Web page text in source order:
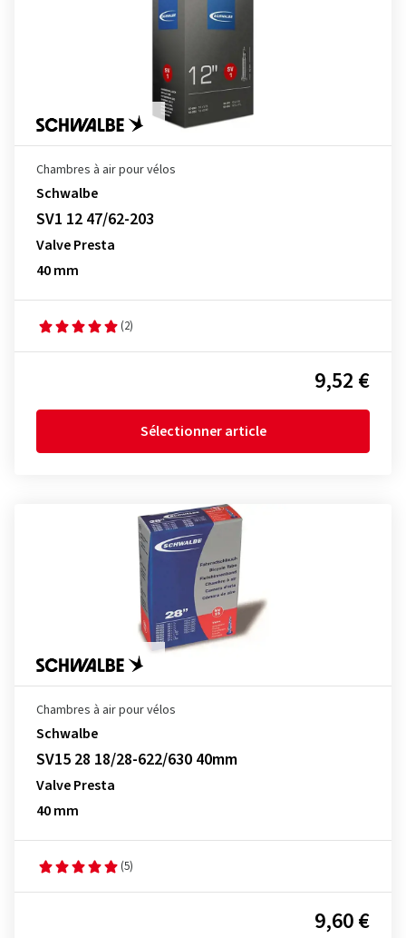
Chambres à air pour vélos
Schwalbe
SV1 12 47/62-203
Valve Presta
40 mm
(2)
9,52 €
Sélectionner article
Chambres à air pour vélos
Schwalbe
SV15 28 18/28-622/630 40mm
Valve Presta
40 mm
(5)
9,60 €